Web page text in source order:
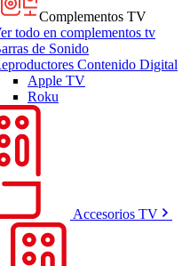
Complementos TV
todo en complementos tv
de Sonido
Contenido Digital
Apple TV
Roku
Accesorios TV